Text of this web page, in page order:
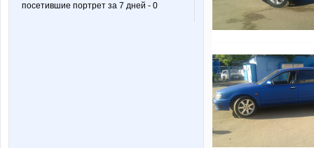
посетившие портрет за 7 дней - 0